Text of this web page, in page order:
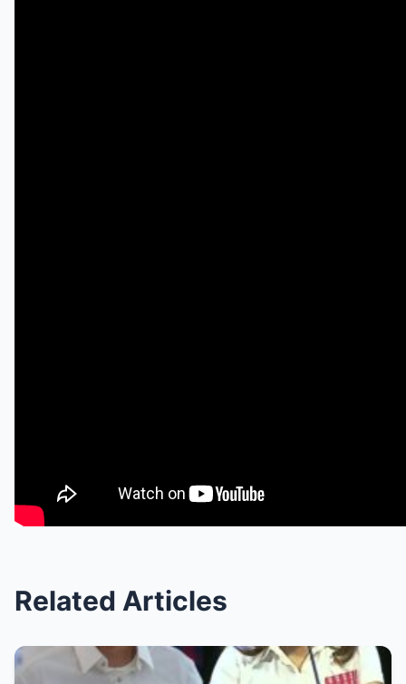
Related Articles